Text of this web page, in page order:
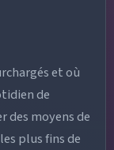
et où
de
des moyens de
plus fins de